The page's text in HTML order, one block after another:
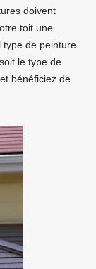
doivent
toit une
type de peinture
le type de
bénéficiez de